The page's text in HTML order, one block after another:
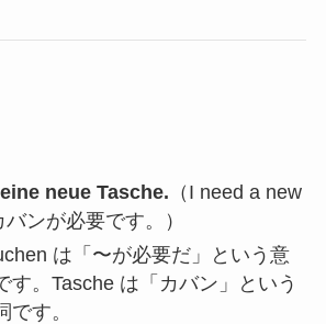
neue Tasche. （I need a new
ンが必要です。
）
は「〜が必要だ」という意
。 Tasche は「カバン」という
です。